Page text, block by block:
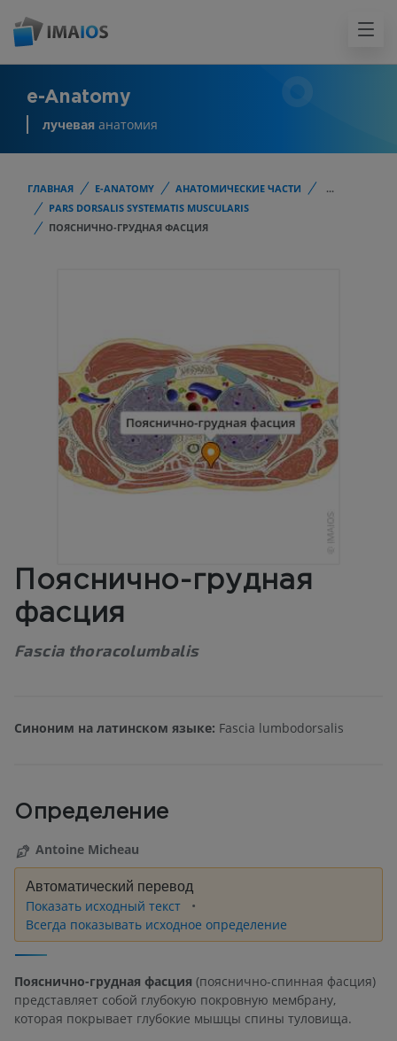
e-Anatomy
лучевая анатомия
ГЛАВНАЯ E-ANATOMY АНАТОМИЧЕСКИЕ ЧАСТИ
...
PARS DORSALIS SYSTEMATIS MUSCULARIS
ПОЯСНИЧНО-ГРУДНАЯ ФАСЦИЯ
Пояснично-грудная
фасция
Fascia thoracolumbalis
Синоним на латинском языке: Fascia lumbodorsalis
Определение
Antoine Micheau
Автоматический перевод
Показать исходный текст
Всегда показывать исходное определение
Пояснично-грудная фасция (пояснично-спинная фасция)
представляет собой глубокую покровную мембрану,
которая покрывает глубокие мышцы спины туловища.